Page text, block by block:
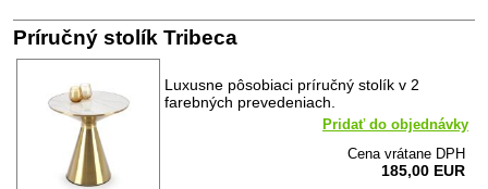
Príručný stolík Tribeca
Luxusne pôsobiaci príručný stolík v 2
farebných prevedeniach.
Pridať do objednávky
Cena vrátane DPH
185,00 EUR